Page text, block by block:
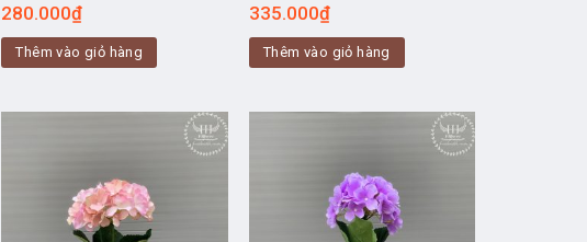
280.000₫
Thêm vào giỏ hàng
335.000₫
Thêm vào giỏ hàng